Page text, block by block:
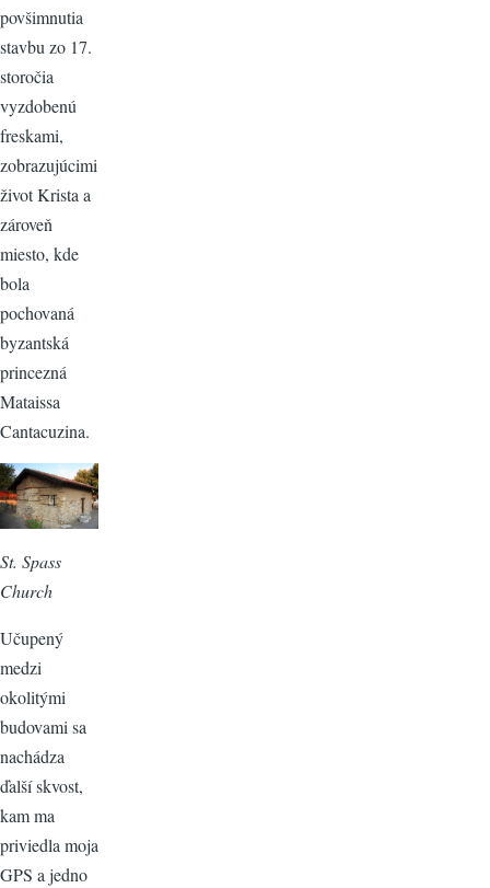
povšimnutia
stavbu zo 17.
storočia
vyzdobenú
freskami,
zobrazujúcimi
život Krista a
zároveň
miesto, kde
bola
pochovaná
byzantská
princezná
Mataissa
Cantacuzina.
St. Spass
Church
Učupený
medzi
okolitými
budovami sa
nachádza
ďalší skvost,
kam ma
priviedla moja
GPS a jedno